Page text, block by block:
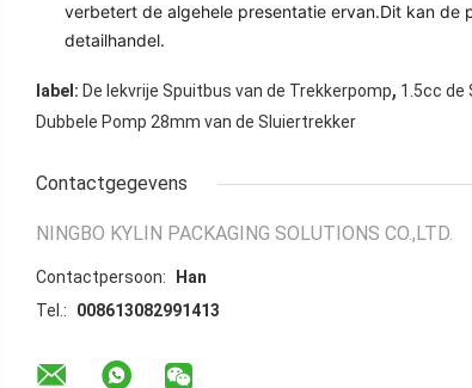
verbetert de algehele presentatie ervan.Dit kan de
detailhandel.
label: De lekvrije Spuitbus van de Trekkerpomp, 1.5cc de
Dubbele Pomp 28mm van de Sluiertrekker
Contactgegevens
NINGBO KYLIN PACKAGING SOLUTIONS CO.,LTD.
Contactpersoon:
Han
Tel.:
008613082991413